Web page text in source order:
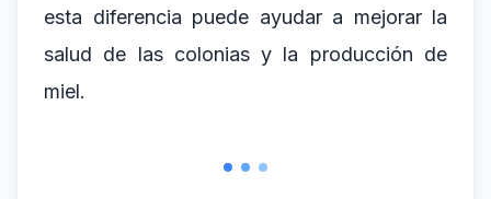
esta diferencia puede ayudar a mejorar la
salud de las colonias y la producción de
miel.